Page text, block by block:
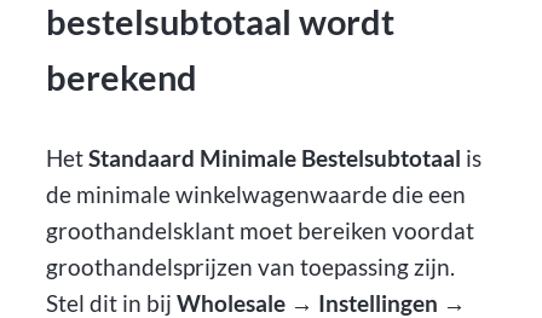
bestelsubtotaal wordt
berekend
HetStandaard Minimale Bestelsubtotaal is
de minimale winkelwagenwaarde die een
groothandelsklant moet bereiken voordat
groothandelsprijzen van toepassing zijn.
Stel dit in bijWholesale → Instellingen →